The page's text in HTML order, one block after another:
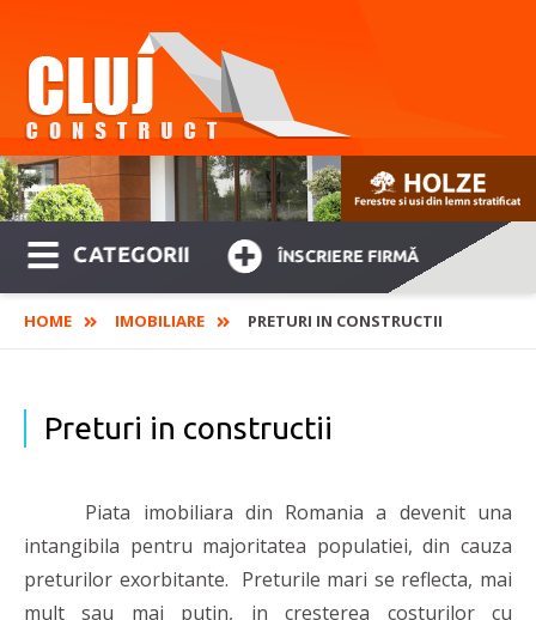
CATEGORII ÎNSCRIERE FIRMĂ
HOME IMOBILIARE PRETURI IN CONSTRUCTII
Preturi in constructii
Piata imobiliara din Romania a devenit una
intangibila pentru majoritatea populatiei, din cauza
preturilor exorbitante. Preturile mari se reflecta, mai
mult sau mai putin, in cresterea costurilor cu